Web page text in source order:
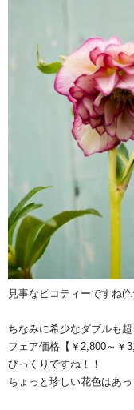
見事なピコティーですね
ちなみに希少なダブルも超
フェア価格【￥2,800～￥
びっくりですね！！
ちょっと珍しい花色はあ